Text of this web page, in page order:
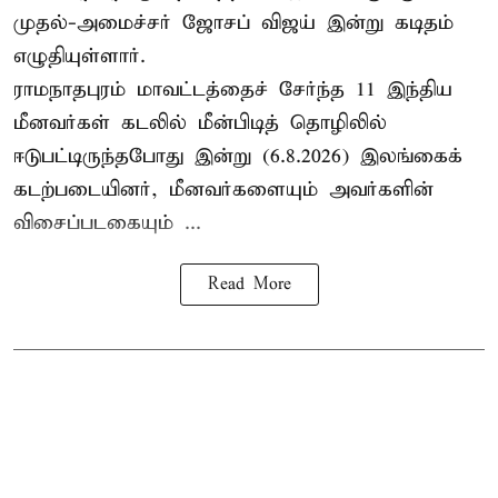
முதல்-அமைச்சர் ஜோசப் விஜய் இன்று கடிதம்
எழுதியுள்ளார்.
ராமநாதபுரம் மாவட்டத்தைச் சேர்ந்த 11 இந்திய
மீனவர்கள் கடலில் மீன்பிடித் தொழிலில்
ஈடுபட்டிருந்தபோது இன்று (6.8.2026) இலங்கைக்
கடற்படையினர், மீனவர்களையும் அவர்களின்
விசைப்படகையும் ...
Read More